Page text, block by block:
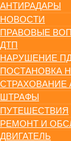
АНТИРАДАРЫ
НОВОСТИ
ПРАВОВЫЕ
ДТП
НАРУШЕНИЕ
ПОСТАНОВКА
СТРАХОВАНИЕ
ШТРАФЫ
ПУТЕШЕСТВИЯ
РЕМОНТ И
ДВИГАТЕЛЬ